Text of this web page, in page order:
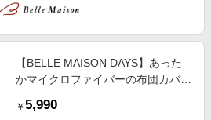
【BELLE MAISON DAYS】あった
かマイクロファイバーの布団カバー
￥ 5,990